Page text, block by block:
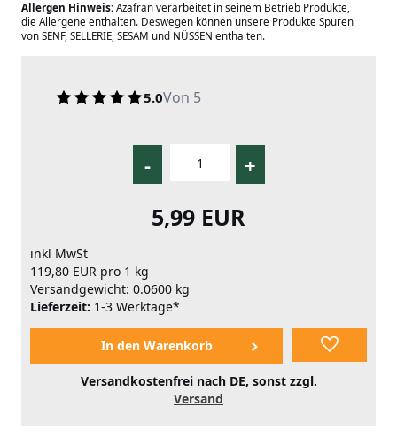
Allergen Hinweis: Azafran verarbeitet in seinem Betrieb Produkte,
die Allergene enthalten. Deswegen können unsere Produkte Spuren
von SENF, SELLERIE, SESAM und NÜSSEN enthalten.
5.0Von 5
- +
5,99 EUR
inkl MwSt
119,80 EUR pro 1 kg
Versandgewicht: 0.0600 kg
Lieferzeit: 1-3 Werktage*
Versandkostenfrei nach DE, sonst zzgl.
Versand